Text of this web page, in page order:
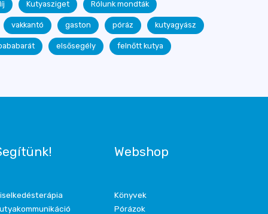
Kutyasziget Rólunk mondták
vakkantó gaston póráz kutyagyász
elsősegély felnőtt kutya
Webshop
Könyvek
Pórázok